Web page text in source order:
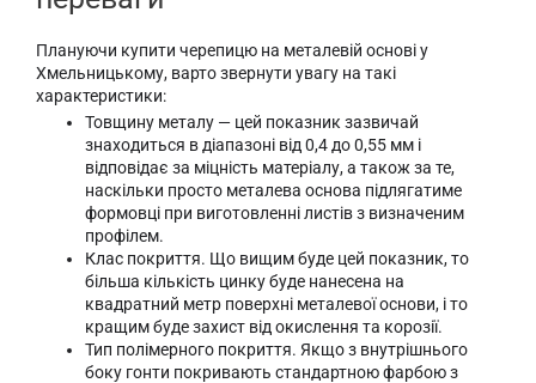
Плануючи купити черепицю на металевій основі у
Хмельницькому, варто звернути увагу на такі
характеристики:
Товщину металу — цей показник зазвичай
знаходиться в діапазоні від 0,4 до 0,55 мм і
відповідає за міцність матеріалу, а також за те,
наскільки просто металева основа підлягатиме
формовці при виготовленні листів з визначеним
профілем.
Клас покриття. Що вищим буде цей показник, то
більша кількість цинку буде нанесена на
квадратний метр поверхні металевої основи, і то
кращим буде захист від окислення та корозії.
Тип полімерного покриття. Якщо з внутрішнього
боку гонти покривають стандартною фарбою з